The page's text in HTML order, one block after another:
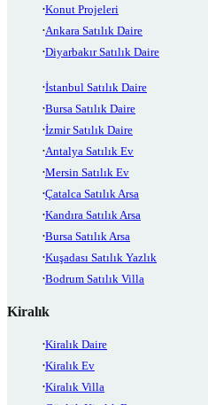
Konut Projeleri
Ankara Satılık Daire
Diyarbakır Satılık Daire
İstanbul Satılık Daire
Bursa Satılık Daire
İzmir Satılık Daire
Antalya Satılık Ev
Mersin Satılık Ev
Çatalca Satılık Arsa
Kandıra Satılık Arsa
Bursa Satılık Arsa
Kuşadası Satılık Yazlık
Bodrum Satılık Villa
Kiralık
Kiralık Daire
Kiralık Ev
Kiralık Villa